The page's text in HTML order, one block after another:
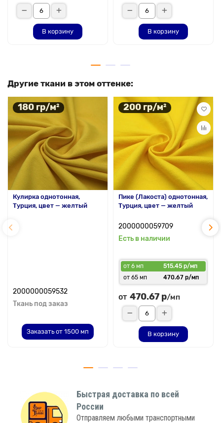
В корзину В корзину
Другие ткани в этом оттенке:
180 гр/м²
Кулирка однотонная,
Турция, цвет — желтый
2000000059532
Ткань под заказ
Заказать от 1500 мп
200 гр/м²
Пике (Лакоста) однотонная,
Турция, цвет — желтый
2000000059709
Есть в наличии
от 6 мп
515.45 р/мп
от 65 мп
470.67 р/мп
от 470.67 р/мп
В корзину
Быстрая доставка по всей
России
Отправляем любыми транспортными